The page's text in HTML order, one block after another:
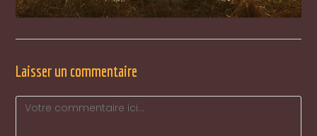
Laisser un commentaire
Comment